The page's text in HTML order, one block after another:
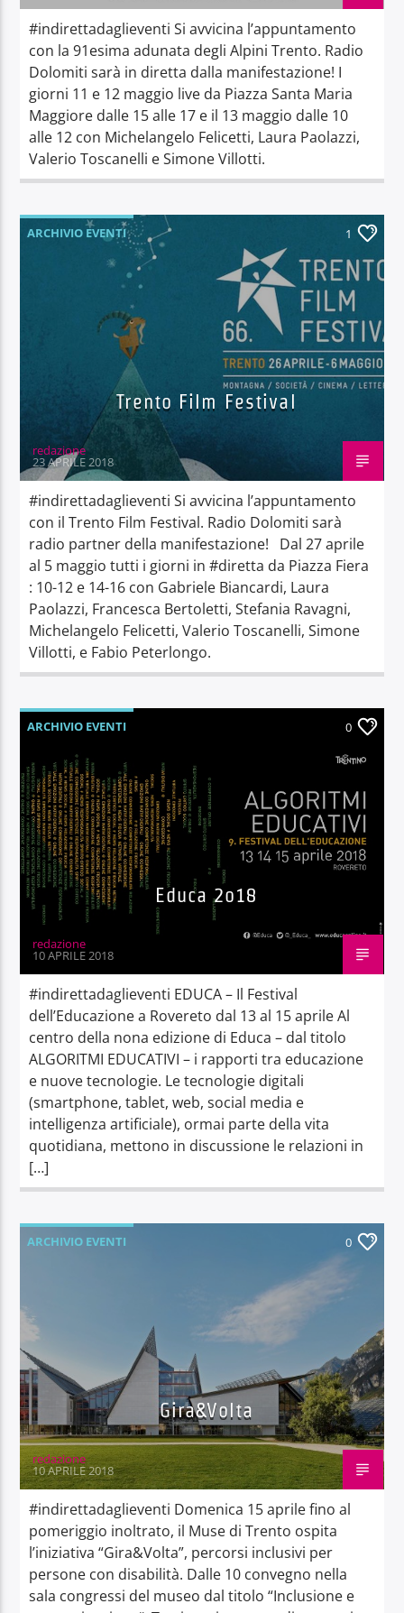
#indirettadaglieventi Si avvicina l’appuntamento
con la 91esima adunata degli Alpini Trento. Radio
Dolomiti sarà in diretta dalla manifestazione! I
giorni 11 e 12 maggio live da Piazza Santa Maria
Maggiore dalle 15 alle 17 e il 13 maggio dalle 10
alle 12 con Michelangelo Felicetti, Laura Paolazzi,
Valerio Toscanelli e Simone Villotti.
ARCHIVIO EVENTI 1
Trento Film Festival
redazione
23 APRILE 2018
#indirettadaglieventi Si avvicina l’appuntamento
con il Trento Film Festival. Radio Dolomiti sarà
radio partner della manifestazione! Dal 27 aprile
al 5 maggio tutti i giorni in #diretta da Piazza Fiera
: 10-12 e 14-16 con Gabriele Biancardi, Laura
Paolazzi, Francesca Bertoletti, Stefania Ravagni,
Michelangelo Felicetti, Valerio Toscanelli, Simone
Villotti, e Fabio Peterlongo.
ARCHIVIO EVENTI 0
Educa 2o18
redazione
10 APRILE 2018
#indirettadaglieventi EDUCA – Il Festival
dell’Educazione a Rovereto dal 13 al 15 aprile Al
centro della nona edizione di Educa – dal titolo
ALGORITMI EDUCATIVI – i rapporti tra educazione
e nuove tecnologie. Le tecnologie digitali
(smartphone, tablet, web, social media e
intelligenza artificiale), ormai parte della vita
quotidiana, mettono in discussione le relazioni in
[…]
ARCHIVIO EVENTI 0
Gira&Volta
redazione
10 APRILE 2018
#indirettadaglieventi Domenica 15 aprile fino al
pomeriggio inoltrato, il Muse di Trento ospita
l’iniziativa “Gira&Volta”, percorsi inclusivi per
persone con disabilità. Dalle 10 convegno nella
sala congressi del museo dal titolo “Inclusione e